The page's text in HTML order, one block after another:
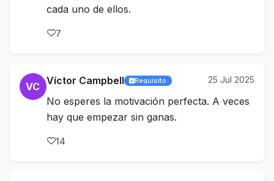
cada uno de ellos.
7
VC Víctor Campbell Requisito 25 Jul 2025
No esperes la motivación perfecta. A veces
hay que empezar sin ganas.
14